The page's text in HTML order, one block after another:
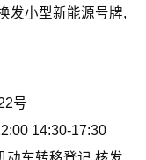
发小型新能源号牌,
号
14:30-17:30